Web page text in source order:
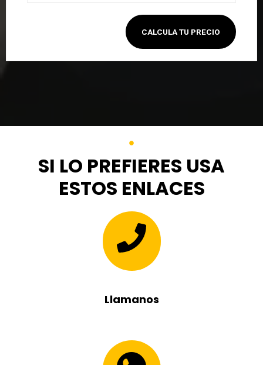
CALCULA TU PRECIO
SI LO PREFIERES USA
ESTOS ENLACES
Llamanos